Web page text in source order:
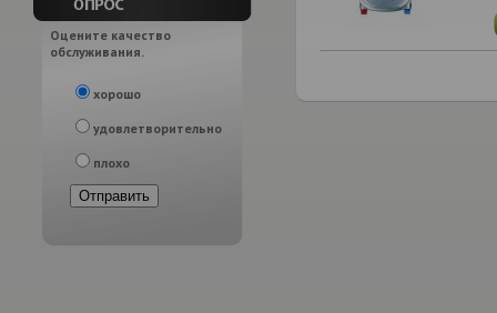
Оцените качество
обслуживания.
хорошо
удовлетворительно
плохо